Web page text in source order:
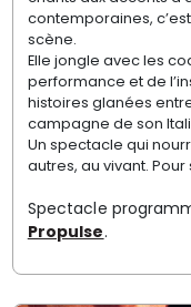
contemporaines,
scène.
Elle jongle avec les
performance et de
histoires glanées
campagne de son
Un spectacle qui
autres, au vivant. Pour
Spectacle
Propulse.